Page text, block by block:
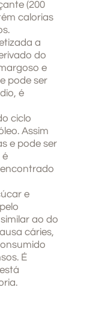
(200
calorias
a
do
e
pode ser
é
ciclo
Assim
e pode ser
é
e
ao do
cáries,
É